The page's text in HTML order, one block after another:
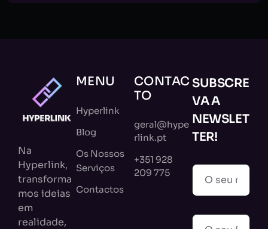
Na
Hyperlink,
transforma
mos ideias
em
realidade,
MENU
Hyperlink
Blog
Os Nossos
Serviços
Contactos
CONTAC
TO
geral@hype
rlink.pt
+351 928
209 775
SUBSCRE
VA A
NEWSLET
TER!